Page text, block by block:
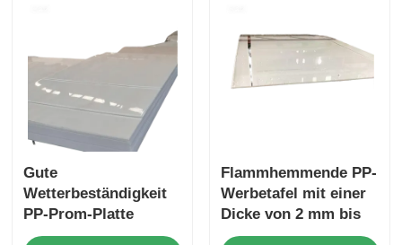
Gute
Wetterbeständigkeit
PP-Prom-Platte
Polypropylen
Flammhemmende PP-
Werbetafel mit einer
Dicke von 2 mm bis
10 mm und guter